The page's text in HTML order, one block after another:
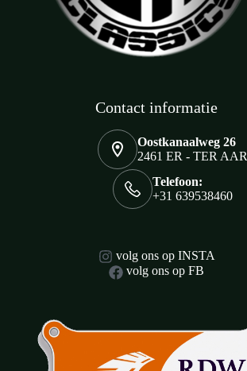
Contact informatie
Oostkanaalweg 26
2461 ER - TER AAR
Telefoon:
+31 639538460
volg ons op INSTA
volg ons op FB